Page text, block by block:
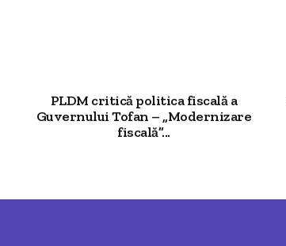
PLDM critică politica fiscală a
Guvernului Tofan – „Modernizare
fiscală”...